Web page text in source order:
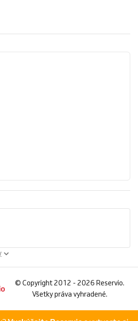
© Copyright 2012 - 2026 Reservio.
Všetky práva vyhradené.